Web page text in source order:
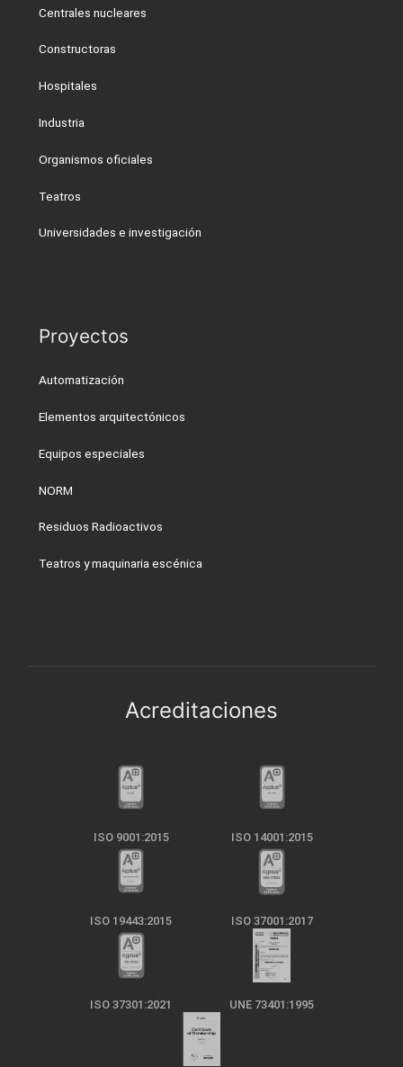
Centrales nucleares
Constructoras
Hospitales
Industria
Organismos oficiales
Teatros
Universidades e investigación
Proyectos
Automatización
Elementos arquitectónicos
Equipos especiales
NORM
Residuos Radioactivos
Teatros y maquinaria escénica
Acreditaciones
ISO 9001:2015 ISO 14001:2015
ISO 19443:2015 ISO 37001:2017
ISO 37301:2021 UNE 73401:1995